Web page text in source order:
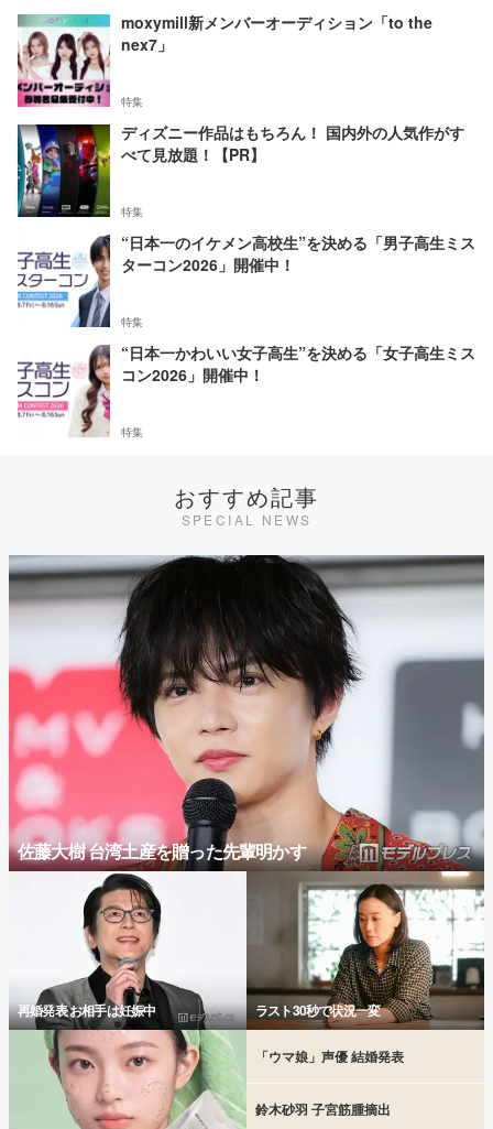
moxymill新メンバーオーディション「to the
nex7」
特集
ディズニー作品はもちろん！ 国内外の人気作がす
べて見放題！【PR】
特集
“日本一のイケメン高校生”を決める「男子高生ミス
ターコン2026」開催中！
特集
“日本一かわいい女子高生”を決める「女子高生ミス
コン2026」開催中！
特集
おすすめ記事
SPECIAL NEWS
佐藤大樹 台湾土産を贈った先輩明かす
再婚発表 お相手は妊娠中 ラスト30秒で状況一変
「ウマ娘」声優 結婚発表
鈴木砂羽 子宮筋腫摘出